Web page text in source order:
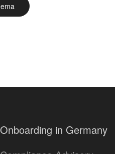
Onboarding in Germany